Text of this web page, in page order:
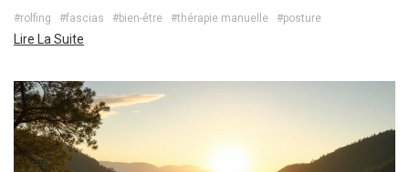
#rolfing #fascias #bien-être #thérapie manuelle #posture
Lire La Suite